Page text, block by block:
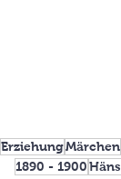
ErziehungMärchen
1890 - 1900